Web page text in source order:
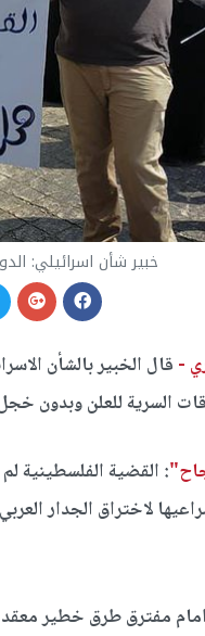
خبير شأن اسرائيلي:
- قال الخبير بالشأن
السرية للعلن وبدون
: القضية الفلسطينية
لاختراق الجدار
مفترق طرق خطير معقد